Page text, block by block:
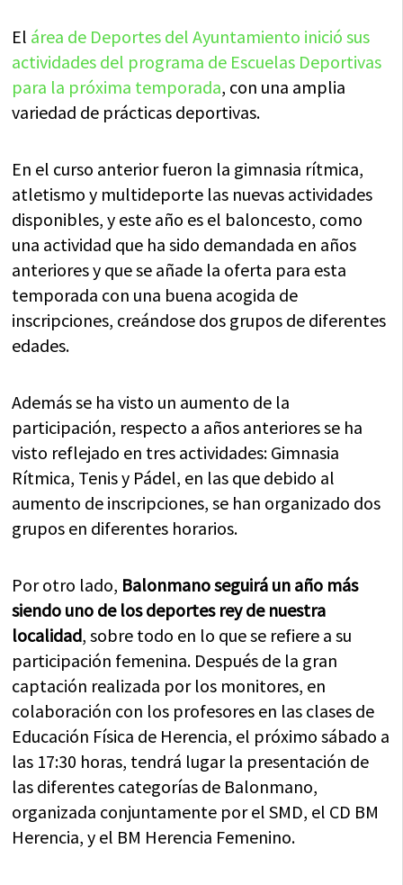
El área de Deportes del Ayuntamiento inició sus
actividades del programa de Escuelas Deportivas
para la próxima temporada, con una amplia
variedad de prácticas deportivas.
En el curso anterior fueron la gimnasia rítmica,
atletismo y multideporte las nuevas actividades
disponibles, y este año es el baloncesto, como
una actividad que ha sido demandada en años
anteriores y que se añade la oferta para esta
temporada con una buena acogida de
inscripciones, creándose dos grupos de diferentes
edades.
Además se ha visto un aumento de la
participación, respecto a años anteriores se ha
visto reflejado en tres actividades: Gimnasia
Rítmica, Tenis y Pádel, en las que debido al
aumento de inscripciones, se han organizado dos
grupos en diferentes horarios.
Por otro lado, Balonmano seguirá un año más
siendo uno de los deportes rey de nuestra
localidad, sobre todo en lo que se refiere a su
participación femenina. Después de la gran
captación realizada por los monitores, en
colaboración con los profesores en las clases de
Educación Física de Herencia, el próximo sábado a
las 17:30 horas, tendrá lugar la presentación de
las diferentes categorías de Balonmano,
organizada conjuntamente por el SMD, el CD BM
Herencia, y el BM Herencia Femenino.